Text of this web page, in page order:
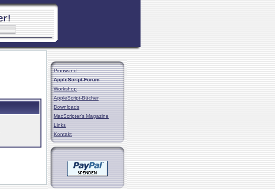
Pinnwand
AppleScript-Forum
Workshop
AppleScript-Bücher
Downloads
MacScripter's Magazine
Links
Kontakt